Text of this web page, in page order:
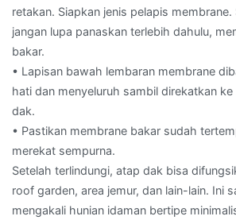
retakan. Siapkan jenis pelapis
jangan lupa panaskan terlebih dahulu,
bakar.
• Lapisan bawah lembaran membrane
hati dan menyeluruh sambil direkatkan
dak.
• Pastikan membrane bakar sudah
merekat sempurna.
Setelah terlindungi, atap dak bisa
roof garden, area jemur, dan lain-lain. Ini
mengakali hunian idaman bertipe